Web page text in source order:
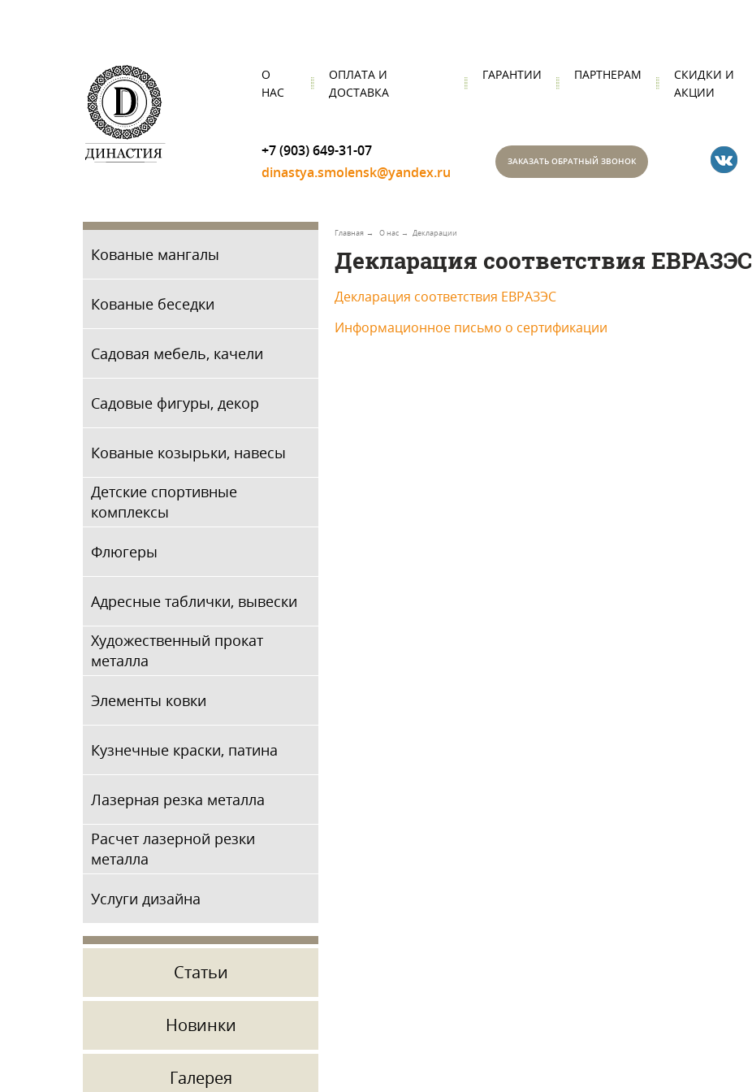
О
НАС
ОПЛАТА И
ДОСТАВКА
ГАРАНТИИ ПАРТНЕРАМ
СКИДКИ И
АКЦИИ
+7 (903) 649-31-07
dinastya.smolensk@yandex.ru
ЗАКАЗАТЬ ОБРАТНЫЙ ЗВОНОК
Кованые мангалы
Кованые беседки
Садовая мебель, качели
Садовые фигуры, декор
Кованые козырьки, навесы
Детские спортивные
комплексы
Флюгеры
Адресные таблички, вывески
Художественный прокат
металла
Элементы ковки
Кузнечные краски, патина
Лазерная резка металла
Расчет лазерной резки
металла
Услуги дизайна
Статьи
Новинки
Галерея
Главная О нас Декларации
Декларация соответствия ЕВРАЗЭС
Декларация соответствия ЕВРАЗЭС
Информационное письмо о сертификации